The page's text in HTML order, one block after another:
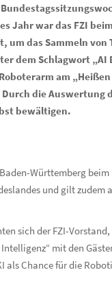
Jahr war das FZI
um das Sammeln
dem Schlagwort
am
die
bewältigen.
Württemberg
und gilt
sich der FZI-
mit den
Chance für die